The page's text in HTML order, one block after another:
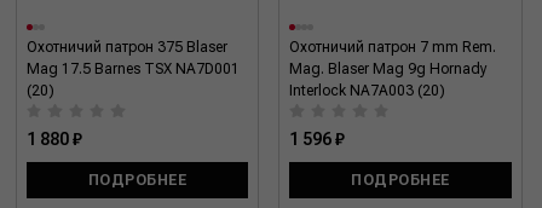
Охотничий патрон 375 Blaser
Mag 17.5 Barnes TSX NA7D001
(20)
1 880 ₽
ПОДРОБНЕЕ
Охотничий патрон 7 mm Rem.
Mag. Blaser Mag 9g Hornady
Interlock NA7A003 (20)
1 596 ₽
ПОДРОБНЕЕ